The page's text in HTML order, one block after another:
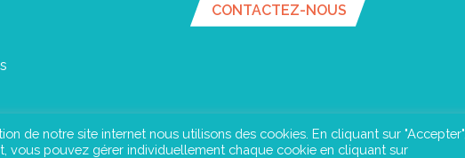
CONTACTEZ-NOUS
de notre site internet nous utilisons des cookies. En cliquant sur "Accepter",
vous pouvez gérer individuellement chaque cookie en cliquant sur